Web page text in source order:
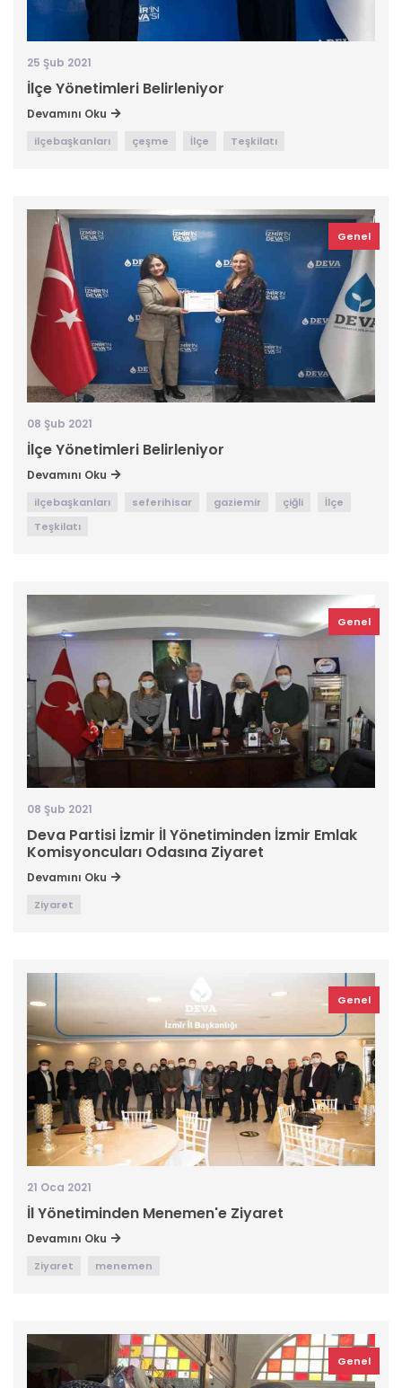
25 Şub 2021
İlçe Yönetimleri Belirleniyor
Devamını Oku
ilçebaşkanları çeşme İlçe Teşkilatı
Genel
08 Şub 2021
İlçe Yönetimleri Belirleniyor
Devamını Oku
ilçebaşkanları seferihisar gaziemir çiğli
İlçe
Teşkilatı
Genel
08 Şub 2021
Deva Partisi İzmir İl Yönetiminden İzmir Emlak
Komisyoncuları Odasına Ziyaret
Devamını Oku
Ziyaret
Genel
21 Oca 2021
İl Yönetiminden Menemen'e Ziyaret
Devamını Oku
Ziyaret menemen
Genel